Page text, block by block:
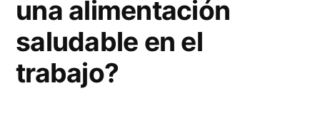
una alimentación
saludable en el
trabajo?